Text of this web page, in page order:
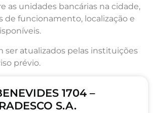
as unidades bancárias na cidade,
de funcionamento, localização e
ser atualizados pelas instituições
prévio.
1704 –
S.A.